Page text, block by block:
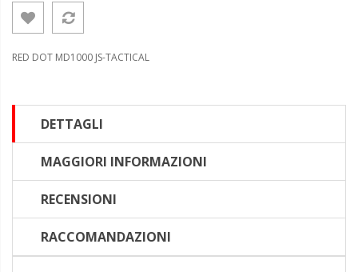
RED DOT MD1000 JS-TACTICAL
DETTAGLI
MAGGIORI INFORMAZIONI
RECENSIONI
RACCOMANDAZIONI